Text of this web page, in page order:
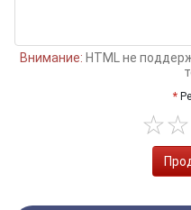
Внимание: HTML не